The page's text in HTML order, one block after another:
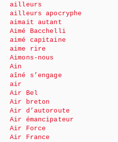
ailleurs
ailleurs apocryphe
aimait autant
Aimé Bacchelli
aimé capitaine
aime rire
Aimons-nous
Ain
aîné s’engage
air
Air Bel
Air breton
Air d’autoroute
Air émancipateur
Air Force
Air France